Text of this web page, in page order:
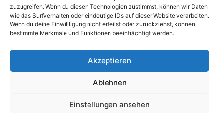
zuzugreifen. Wenn du diesen Technologien zustimmst, können wir Daten
wie das Surfverhalten oder eindeutige IDs auf dieser Website verarbeiten.
Wenn du deine Einwillligung nicht erteilst oder zurückziehst, können
bestimmte Merkmale und Funktionen beeinträchtigt werden.
Akzeptieren
Ablehnen
Einstellungen ansehen
Dr. Birke Bull-Bischoff – Erziehungswissenschaftlerin |
Datenschutzerklärung
Cookie-Richtlinie (EU)